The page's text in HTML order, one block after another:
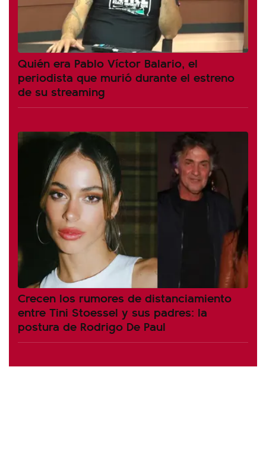
Quién era Pablo Víctor Balario, el
periodista que murió durante el estreno
de su streaming
Crecen los rumores de distanciamiento
entre Tini Stoessel y sus padres: la
postura de Rodrigo De Paul